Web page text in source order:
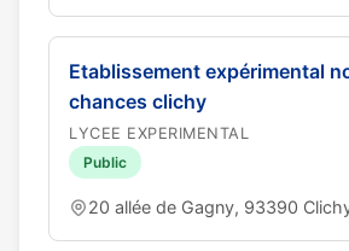
Etablissement expérimental
chances clichy
LYCEE EXPERIMENTAL
Public
20 allée de Gagny, 93390